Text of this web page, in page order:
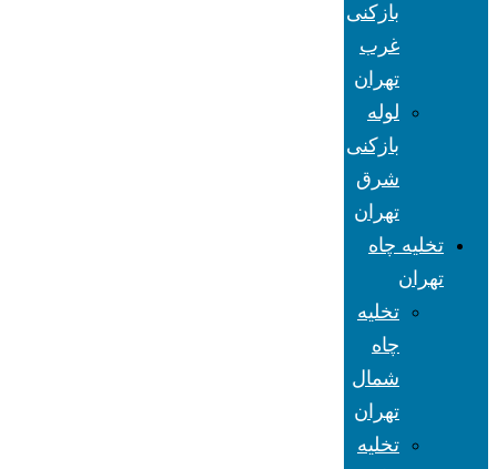
بازکنی
غرب
تهران
لوله
بازکنی
شرق
تهران
تخلیه چاه
تهران
تخلیه
چاه
شمال
تهران
تخلیه